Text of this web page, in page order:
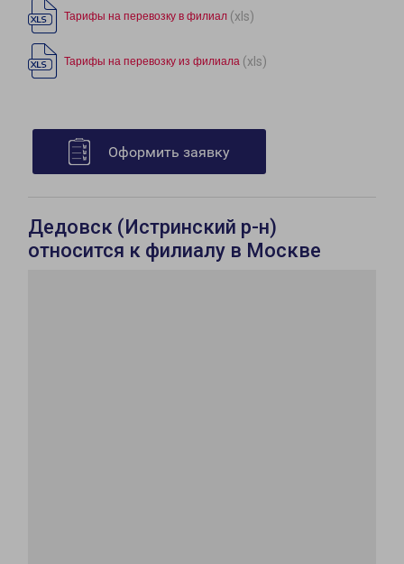
Тарифы на перевозку в филиал (xls)
Тарифы на перевозку из филиала (xls)
Оформить заявку
Дедовск (Истринский р-н)
относится к филиалу в Москве